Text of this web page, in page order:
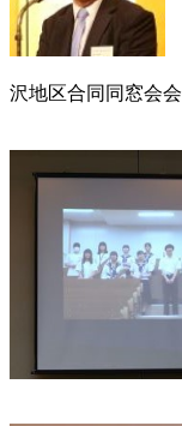
沢地区合同同窓会